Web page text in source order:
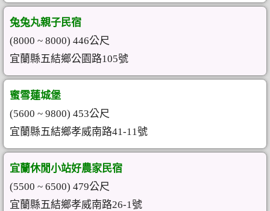
兔兔丸親子民宿
(8000 ~ 8000) 446公尺
宜蘭縣五結鄉公園路105號
蜜雪蓮城堡
(5600 ~ 9800) 453公尺
宜蘭縣五結鄉孝威南路41-11號
宜蘭休閒小站好農家民宿
(5500 ~ 6500) 479公尺
宜蘭縣五結鄉孝威南路26-1號